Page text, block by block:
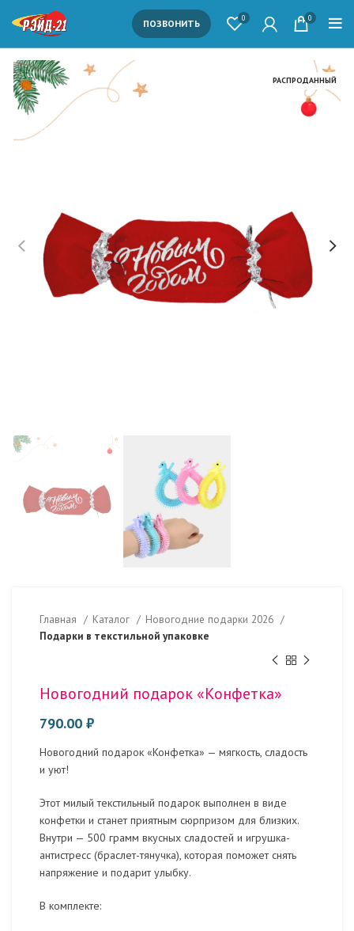
ПОЗВОНИТЬ 0 0
РАСПРОДАННЫЙ
Главная Каталог
Новогодние подарки 2026
Подарки в текстильной упаковке
Новогодний подарок «Конфетка»
790.00 ₽
Новогодний подарок «Конфетка» — мягкость, сладость
и уют!
Этот милый текстильный подарок выполнен в виде
конфетки и станет приятным сюрпризом для близких.
Внутри — 500 грамм вкусных сладостей и игрушка-
антистресс (браслет-тянучка), которая поможет снять
напряжение и подарит улыбку.
В комплекте: